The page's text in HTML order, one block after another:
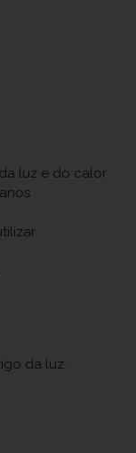
luz e do calor
da luz.